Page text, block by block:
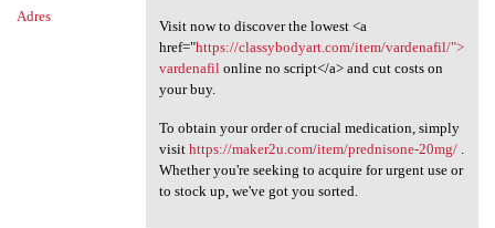
Adres
Visit now to discover the lowest <a
href="https://classybodyart.com/item/vardenafil/">
vardenafilonline no script</a> and cut costs on
your buy.
To obtain your order of crucial medication, simply
visit https://maker2u.com/item/prednisone-20mg/.
Whether you're seeking to acquire for urgent use or
to stock up, we've got you sorted.